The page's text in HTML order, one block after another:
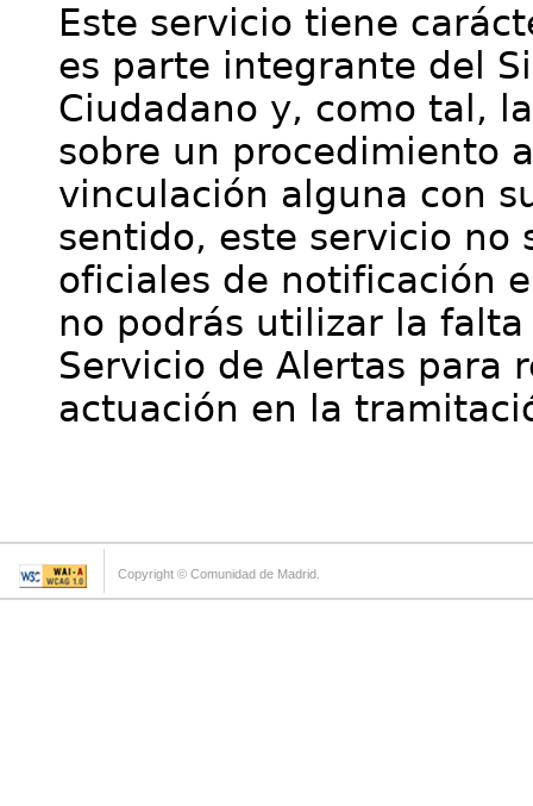
Este servicio tiene
es parte integrante del
Ciudadano y, como tal,
sobre un procedimiento
vinculación alguna con
sentido, este servicio no
oficiales de notificación
no podrás utilizar la
Servicio de Alertas para
actuación en la
Copyright © Comunidad de Madrid.